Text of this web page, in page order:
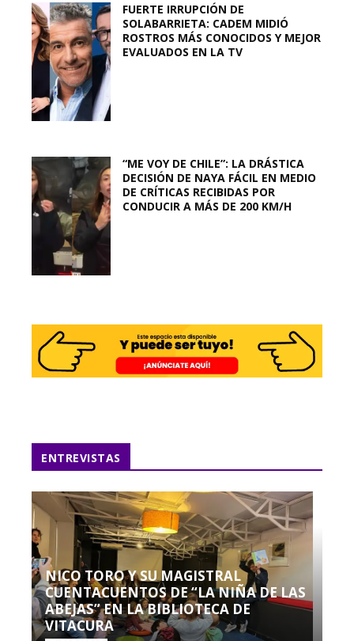
FUERTE IRRUPCIÓN DE
SOLABARRIETA: CADEM MIDIÓ
ROSTROS MÁS CONOCIDOS Y MEJOR
EVALUADOS EN LA TV
“ME VOY DE CHILE”: LA DRÁSTICA
DECISIÓN DE NAYA FÁCIL EN MEDIO
DE CRÍTICAS RECIBIDAS POR
CONDUCIR A MÁS DE 200 KM/H
ENTREVISTAS
NICO TORO Y SU MAGISTRAL
CUENTACUENTOS DE “LA NIÑA DE LAS
ABEJAS” EN LA BIBLIOTECA DE
VITACURA